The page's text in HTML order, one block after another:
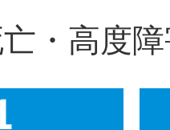
・高度障